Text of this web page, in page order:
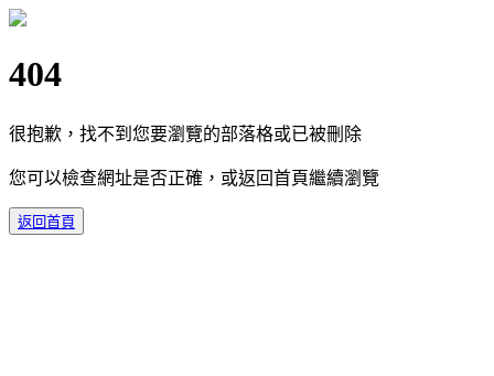
404
很抱歉，找不到您要瀏覽的部落格或已被刪除
您可以檢查網址是否正確，或返回首頁繼續瀏覽
返回首頁